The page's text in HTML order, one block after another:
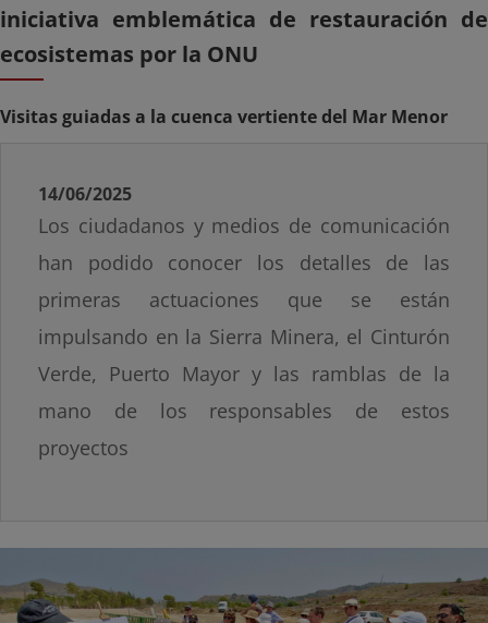
iniciativa emblemática de restauración de
ecosistemas por la ONU
Visitas guiadas a la cuenca vertiente del Mar Menor
14/06/2025
Los ciudadanos y medios de comunicación
han podido conocer los detalles de las
primeras actuaciones que se están
impulsando en la Sierra Minera, el Cinturón
Verde, Puerto Mayor y las ramblas de la
mano de los responsables de estos
proyectos